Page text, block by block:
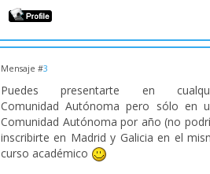
Mensaje #3
Puedes presentarte en
Comunidad Autónoma pero sólo en
Comunidad Autónoma por año (no
inscribirte en Madrid y Galicia en el
curso académico